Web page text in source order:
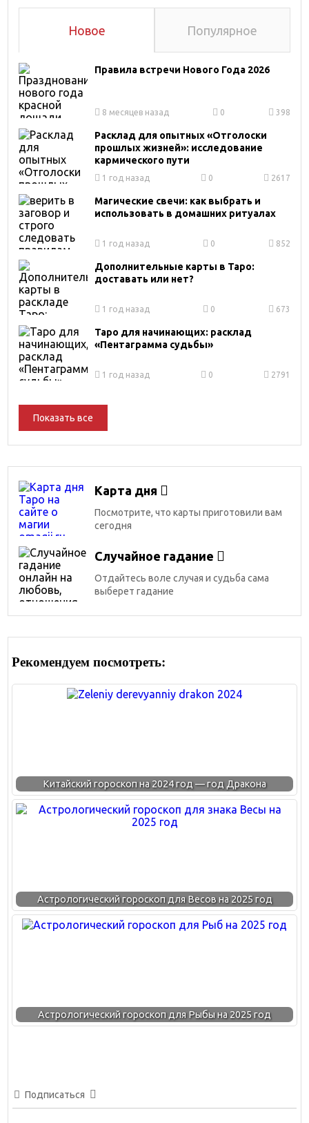
Новое Популярное
Правила встречи Нового Года 2026
8 месяцев назад 0 398
Расклад для опытных «Отголоски
прошлых жизней»: исследование
кармического пути
1 год назад 0 2617
Магические свечи: как выбрать и
использовать в домашних ритуалах
1 год назад 0 852
Дополнительные карты в Таро:
доставать или нет?
1 год назад 0 673
Таро для начинающих: расклад
«Пентаграмма судьбы»
1 год назад 0 2791
Показать все
Карта дня
Посмотрите, что карты приготовили вам
сегодня
Случайное гадание
Отдайтесь воле случая и судьба сама
выберет гадание
Рекомендуем посмотреть:
Китайский гороскоп на 2024 год — год Дракона
Астрологический гороскоп для Весов на 2025 год
Астрологический гороскоп для Рыбы на 2025 год
Подписаться